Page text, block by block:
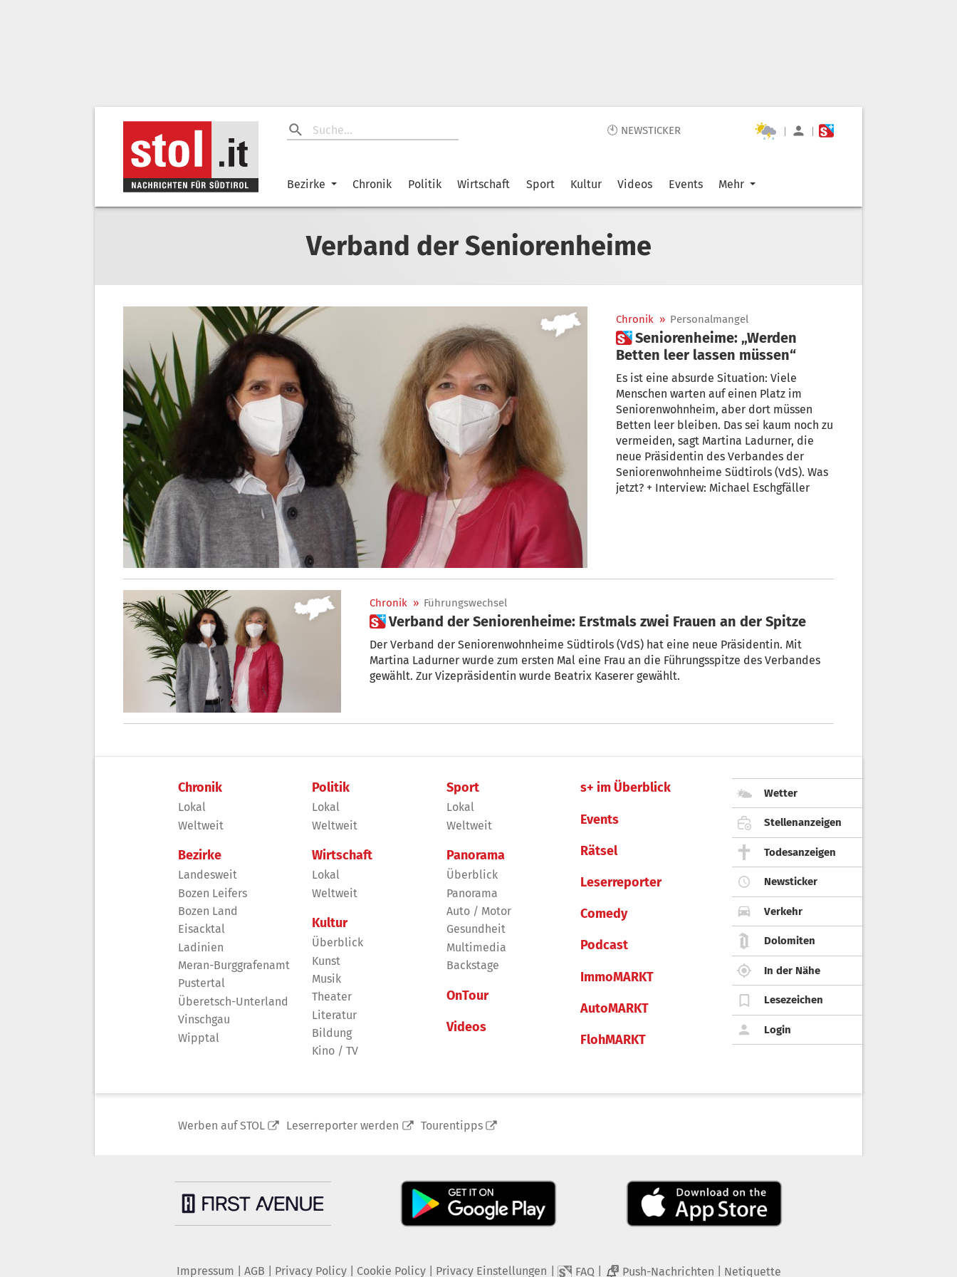
🕙 NEWSTICKER | |
Bezirke Chronik Politik Wirtschaft Sport Kultur Videos Events Mehr
Verband der Seniorenheime
Chronik » Personalmangel
 Seniorenheime: „Werden
Betten leer lassen müssen“
Es ist eine absurde Situation: Viele
Menschen warten auf einen Platz im
Seniorenwohnheim, aber dort müssen
Betten leer bleiben. Das sei kaum noch zu
vermeiden, sagt Martina Ladurner, die
neue Präsidentin des Verbandes der
Seniorenwohnheime Südtirols (VdS). Was
jetzt? + Interview: Michael Eschgfäller
Chronik » Führungswechsel
 Verband der Seniorenheime: Erstmals zwei Frauen an der Spitze
Der Verband der Seniorenwohnheime Südtirols (VdS) hat eine neue Präsidentin. Mit
Martina Ladurner wurde zum ersten Mal eine Frau an die Führungsspitze des Verbandes
gewählt. Zur Vizepräsidentin wurde Beatrix Kaserer gewählt.
Chronik
Lokal
Weltweit
Bezirke
Landesweit
Bozen Leifers
Bozen Land
Eisacktal
Ladinien
Meran-Burggrafenamt
Pustertal
Überetsch-Unterland
Vinschgau
Wipptal
Politik
Lokal
Weltweit
Wirtschaft
Lokal
Weltweit
Kultur
Überblick
Kunst
Musik
Theater
Literatur
Bildung
Kino / TV
Sport
Lokal
Weltweit
Panorama
Überblick
Panorama
Auto / Motor
Gesundheit
Multimedia
Backstage
OnTour
Videos
s+ im Überblick
Events
Rätsel
Leserreporter
Comedy
Podcast
ImmoMARKT
AutoMARKT
FlohMARKT
Wetter
Stellenanzeigen
Todesanzeigen
Newsticker
Verkehr
Dolomiten
In der Nähe
Lesezeichen
Login
Werben auf STOL Leserreporter werden Tourentipps
Impressum AGB Privacy Policy| Cookie Policy| Privacy Einstellungen FAQ 2 Push-Nachrichten Netiquette